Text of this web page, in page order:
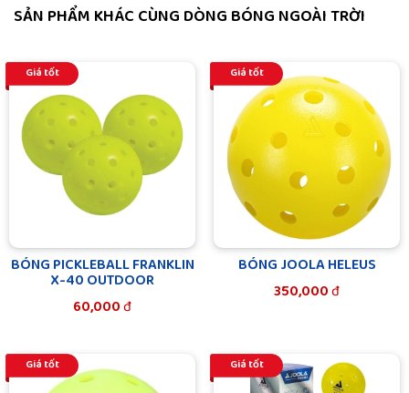
SẢN PHẨM KHÁC CÙNG DÒNG BÓNG NGOÀI TRỜI
Giá tốt
BÓNG PICKLEBALL FRANKLIN
X-40 OUTDOOR
60,000đ
Giá tốt
BÓNG JOOLA HELEUS
350,000đ
Giá tốt Giá tốt